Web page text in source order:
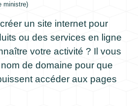
ministre)
un site internet pour
ou des services en ligne
votre activité ? Il vous
de domaine pour que
accéder aux pages